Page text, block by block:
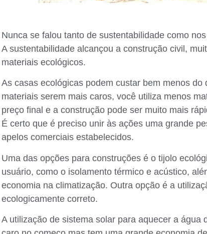
Nunca se falou tanto de sustentabilidade como
A sustentabilidade alcançou a construção civil,
materiais ecológicos.
As casas ecológicas podem custar bem menos
materiais serem mais caros, você utiliza menos
preço final e a construção pode ser muito mais
É certo que é preciso unir às ações uma grande
apelos comerciais estabelecidos.
Uma das opções para construções é o tijolo
usuário, como o isolamento térmico e acústico,
economia na climatização. Outra opção é a
ecologicamente correto.
A utilização de sistema solar para aquecer a água